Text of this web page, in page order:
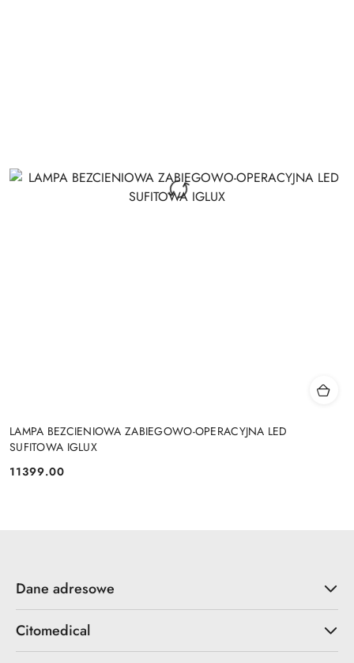
LAMPA BEZCIENIOWA ZABIEGOWO-OPERACYJNA LED
SUFITOWA IGLUX
Cena:
11399.00
Dane adresowe
Citomedical